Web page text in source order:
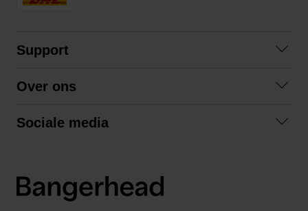
Support
Retourneren
Over ons
Sociale media
LinkedIn